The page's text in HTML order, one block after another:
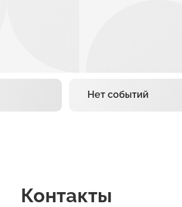
Нет событий
Контакты